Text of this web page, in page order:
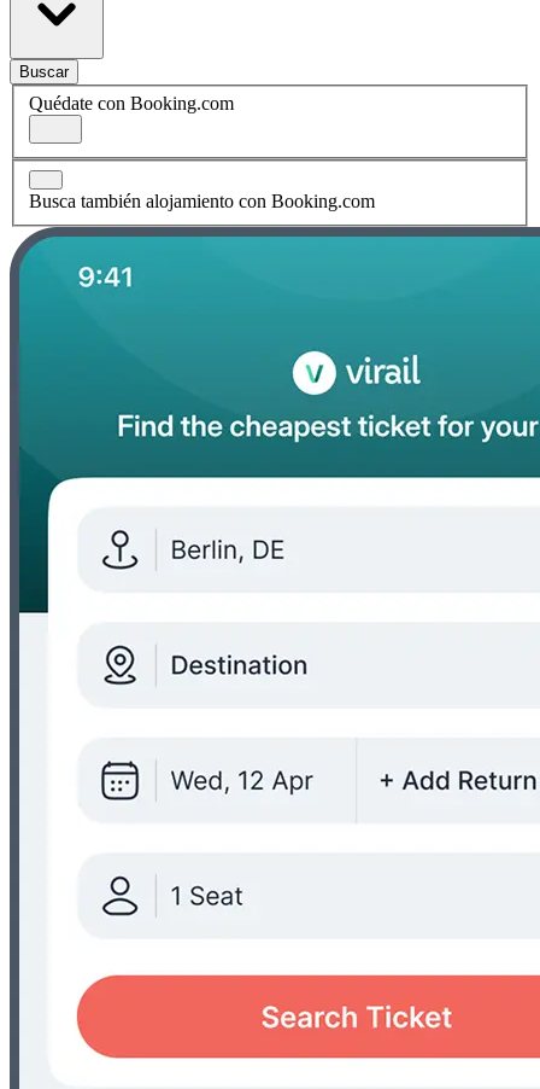
Buscar
Quédate con Booking.com
Busca también alojamiento con Booking.com